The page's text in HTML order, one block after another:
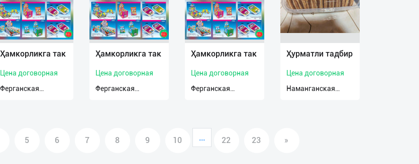
Ҳамкорликга так
Цена договорная
Ферганская
Ҳамкорликга так
Цена договорная
Ферганская
Ҳамкорликга так
Цена договорная
Ферганская
Ҳурматли тадбир
Цена договорная
Наманганская
5 6 7 8 9 10 ... 22 23 »